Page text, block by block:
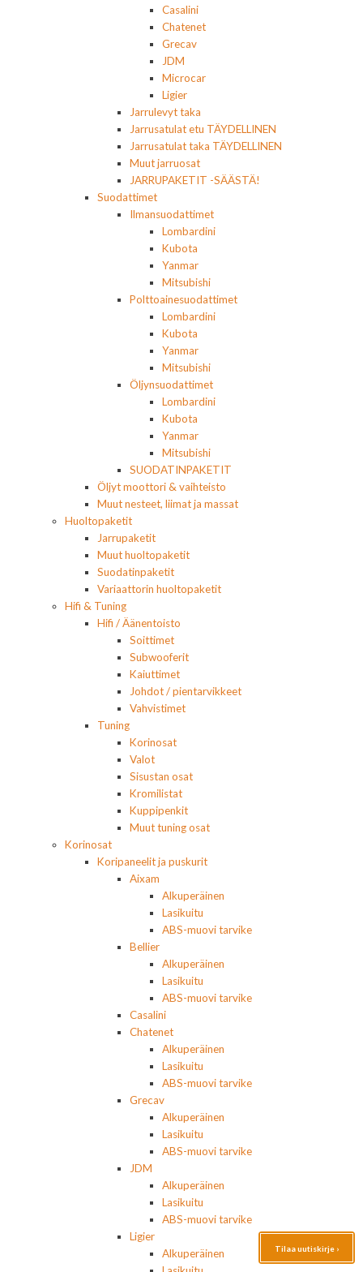
Casalini
Chatenet
Grecav
JDM
Microcar
Ligier
Jarrulevyt taka
Jarrusatulat etu TÄYDELLINEN
Jarrusatulat taka TÄYDELLINEN
Muut jarruosat
JARRUPAKETIT -SÄÄSTÄ!
Suodattimet
Ilmansuodattimet
Lombardini
Kubota
Yanmar
Mitsubishi
Polttoainesuodattimet
Lombardini
Kubota
Yanmar
Mitsubishi
Öljynsuodattimet
Lombardini
Kubota
Yanmar
Mitsubishi
SUODATINPAKETIT
Öljyt moottori & vaihteisto
Muut nesteet, liimat ja massat
Huoltopaketit
Jarrupaketit
Muut huoltopaketit
Suodatinpaketit
Variaattorin huoltopaketit
Hifi & Tuning
Hifi / Äänentoisto
Soittimet
Subwooferit
Kaiuttimet
Johdot / pientarvikkeet
Vahvistimet
Tuning
Korinosat
Valot
Sisustan osat
Kromilistat
Kuppipenkit
Muut tuning osat
Korinosat
Koripaneelit ja puskurit
Aixam
Alkuperäinen
Lasikuitu
ABS-muovi tarvike
Bellier
Alkuperäinen
Lasikuitu
ABS-muovi tarvike
Casalini
Chatenet
Alkuperäinen
Lasikuitu
ABS-muovi tarvike
Grecav
Alkuperäinen
Lasikuitu
ABS-muovi tarvike
JDM
Alkuperäinen
Lasikuitu
ABS-muovi tarvike
Ligier
Alkuperäinen
Tilaa uutiskirje ›